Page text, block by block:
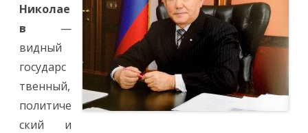
акцию,
посвященную
дню
рождения
Первого
Президента
РС(Я)
Михаила
Ефимовича
Николае
в —
видный
государс
твенный,
политиче
ский и